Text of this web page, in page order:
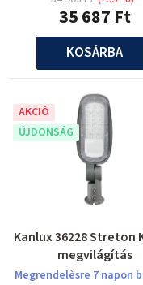
é
s
e
35 687 Ft
KOSÁRBA
AKCIÓ
ÚJDONSÁG
Kanlux 36228 Streton
megvilágítás
Megrendelèsre 7 napon